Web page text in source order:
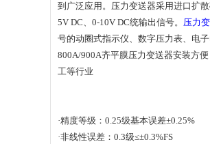
到广泛应用。压力变送器采用进口扩
5V DC、0-10V DC统输出信号。 压力
号的动圈式指示仪、数字压力表、电
800A/900A齐平膜压力变送器安装方
工等行业
·精度等级：0.25级基本误差±0.25%
·非线性误差：0.3级≤±0.3%FS